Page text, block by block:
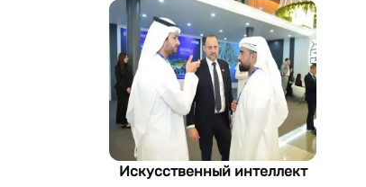
экономики Туркменистана
Искусственный интеллект